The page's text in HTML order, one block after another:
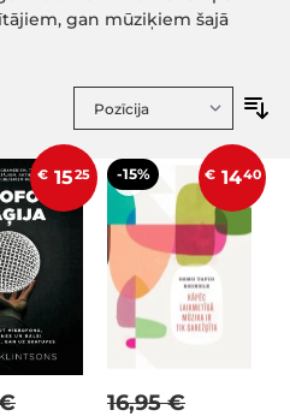
gan mūziķiem šajā
€ 1525 -15% € 1440
16,95 €